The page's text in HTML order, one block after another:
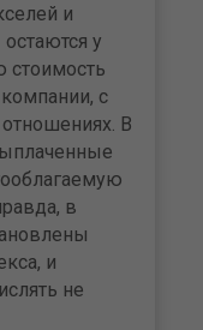
и
у
стои­мость
с
В
в
и
не